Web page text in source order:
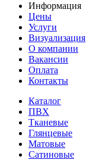
Информация
Цены
Услуги
Визуализация
О компании
Вакансии
Оплата
Контакты
Каталог
ПВХ
Тканевые
Глянцевые
Матовые
Сатиновые